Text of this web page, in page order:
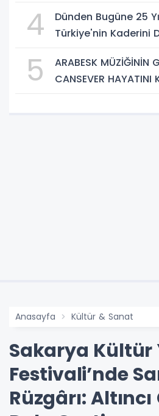
4
Dünden Bugüne 25
Türkiye'nin Kaderini
5
ARABESK MÜZİĞİNİN
CANSEVER HAYATINI
Anasayfa Kültür & Sanat
Sakarya Kültür
Festivali’nde
Rüzgârı: